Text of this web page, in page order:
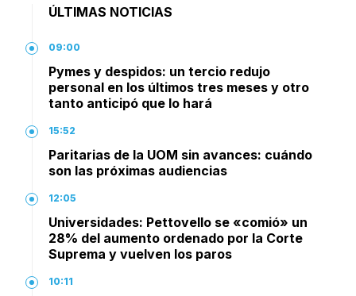
ÚLTIMAS NOTICIAS
09:00
Pymes y despidos: un tercio redujo
personal en los últimos tres meses y otro
tanto anticipó que lo hará
15:52
Paritarias de la UOM sin avances: cuándo
son las próximas audiencias
12:05
Universidades: Pettovello se «comió» un
28% del aumento ordenado por la Corte
Suprema y vuelven los paros
10:11